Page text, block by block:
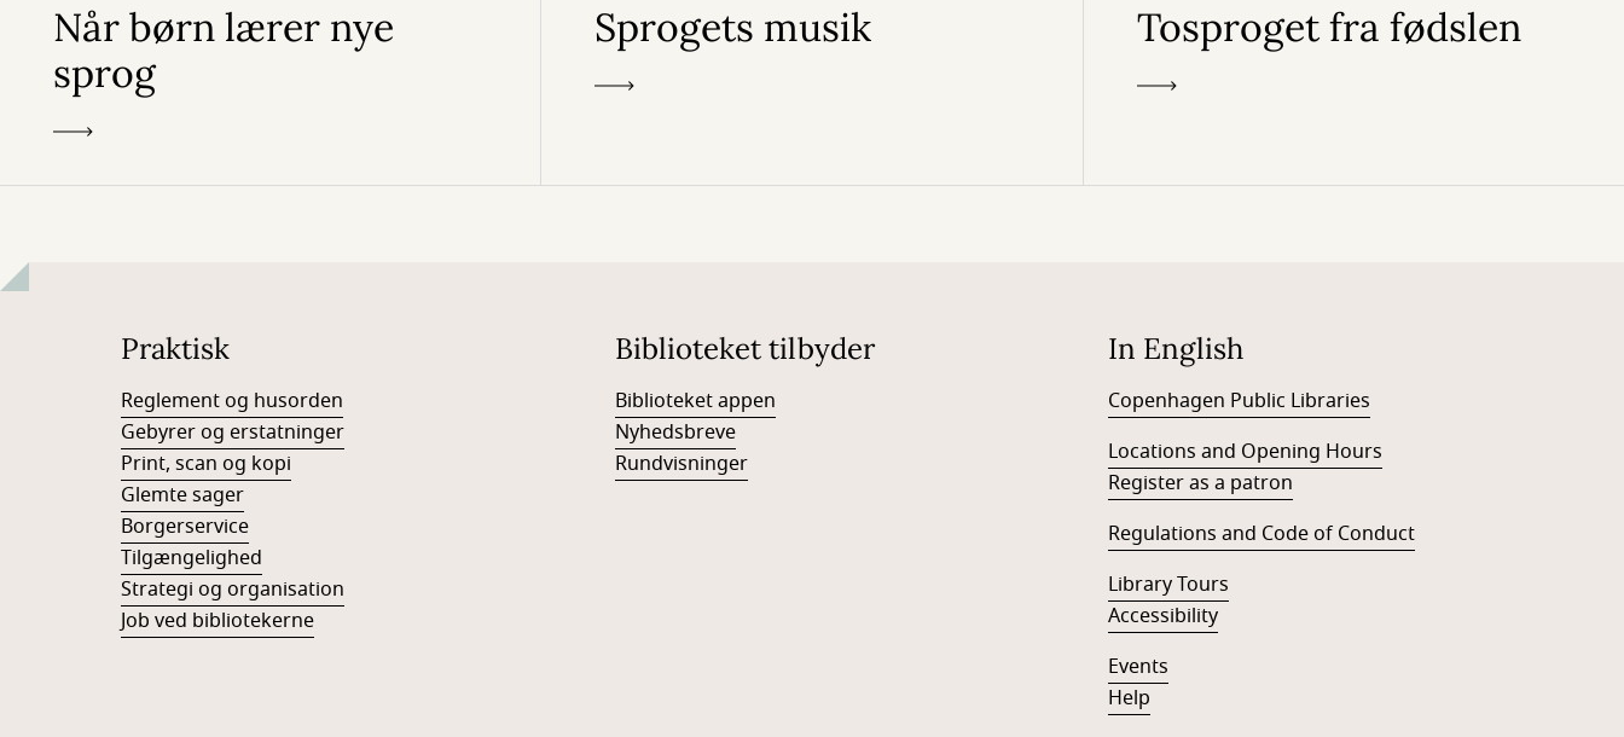
Når børn lærer nye
sprog
Sprogets musik Tosproget fra fødslen
Praktisk
Reglement og husorden
Gebyrer og erstatninger
Print, scan og kopi
Glemte sager
Borgerservice
Tilgængelighed
Strategi og organisation
Job ved bibliotekerne
Biblioteket tilbyder
Biblioteket appen
Nyhedsbreve
Rundvisninger
In English
Copenhagen Public Libraries
Locations and Opening Hours
Register as a patron
Regulations and Code of Conduct
Library Tours
Accessibility
Events
Help